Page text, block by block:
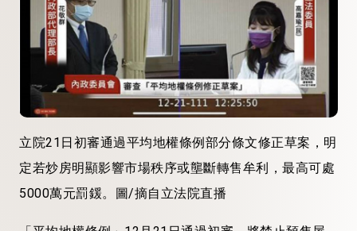
立院21日初審通過平均地權條例部分條文修正草案，明
定若炒房明顯影響市場秩序或壟斷轉售牟利，最高可處
5000萬元罰鍰。圖/摘自立法院直播